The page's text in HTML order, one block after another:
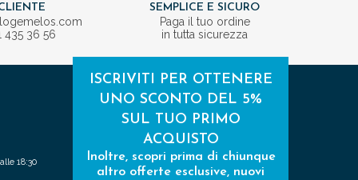
435 36 56
SEMPLICE E SICURO
Paga il tuo ordine
in tutta sicurezza
18:30
ISCRIVITI PER OTTENERE
UNO SCONTO DEL 5%
SUL TUO PRIMO
ACQUISTO
Inoltre, scopri prima di chiunque
altro offerte esclusive, nuovi